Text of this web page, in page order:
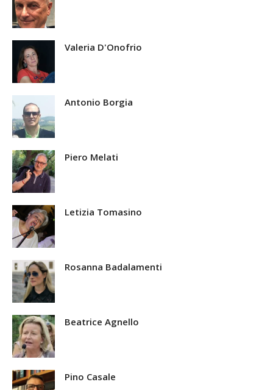
Valeria D'Onofrio
Antonio Borgia
Piero Melati
Letizia Tomasino
Rosanna Badalamenti
Beatrice Agnello
Pino Casale